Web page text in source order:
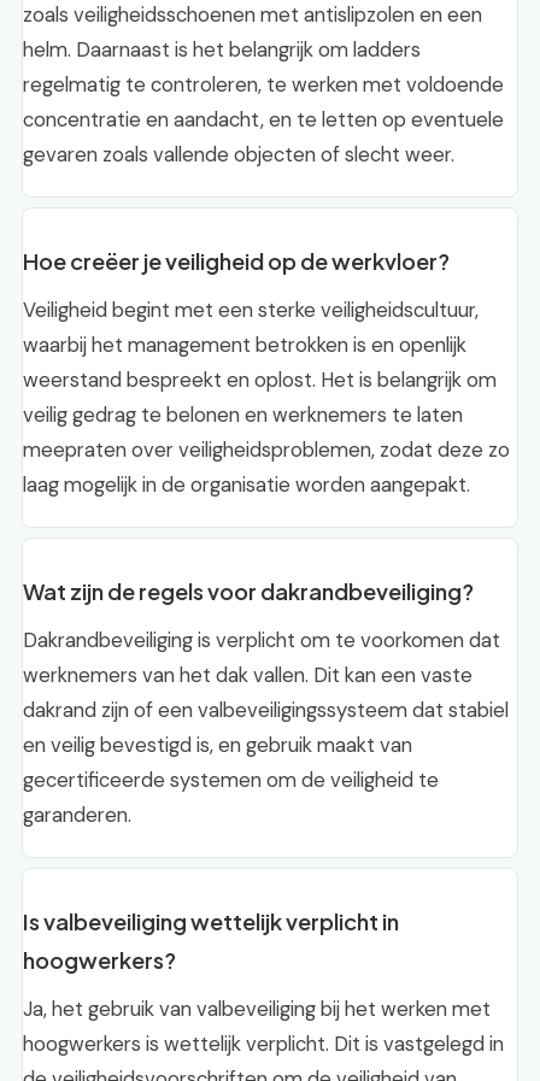
zoals veiligheidsschoenen met antislipzolen en een
helm. Daarnaast is het belangrijk om ladders
regelmatig te controleren, te werken met voldoende
concentratie en aandacht, en te letten op eventuele
gevaren zoals vallende objecten of slecht weer.
Hoe creëer je veiligheid op de werkvloer?
Veiligheid begint met een sterke veiligheidscultuur,
waarbij het management betrokken is en openlijk
weerstand bespreekt en oplost. Het is belangrijk om
veilig gedrag te belonen en werknemers te laten
meepraten over veiligheidsproblemen, zodat deze zo
laag mogelijk in de organisatie worden aangepakt.
Wat zijn de regels voor dakrandbeveiliging?
Dakrandbeveiliging is verplicht om te voorkomen dat
werknemers van het dak vallen. Dit kan een vaste
dakrand zijn of een valbeveiligingssysteem dat stabiel
en veilig bevestigd is, en gebruik maakt van
gecertificeerde systemen om de veiligheid te
garanderen.
Is valbeveiliging wettelijk verplicht in
hoogwerkers?
Ja, het gebruik van valbeveiliging bij het werken met
hoogwerkers is wettelijk verplicht. Dit is vastgelegd in